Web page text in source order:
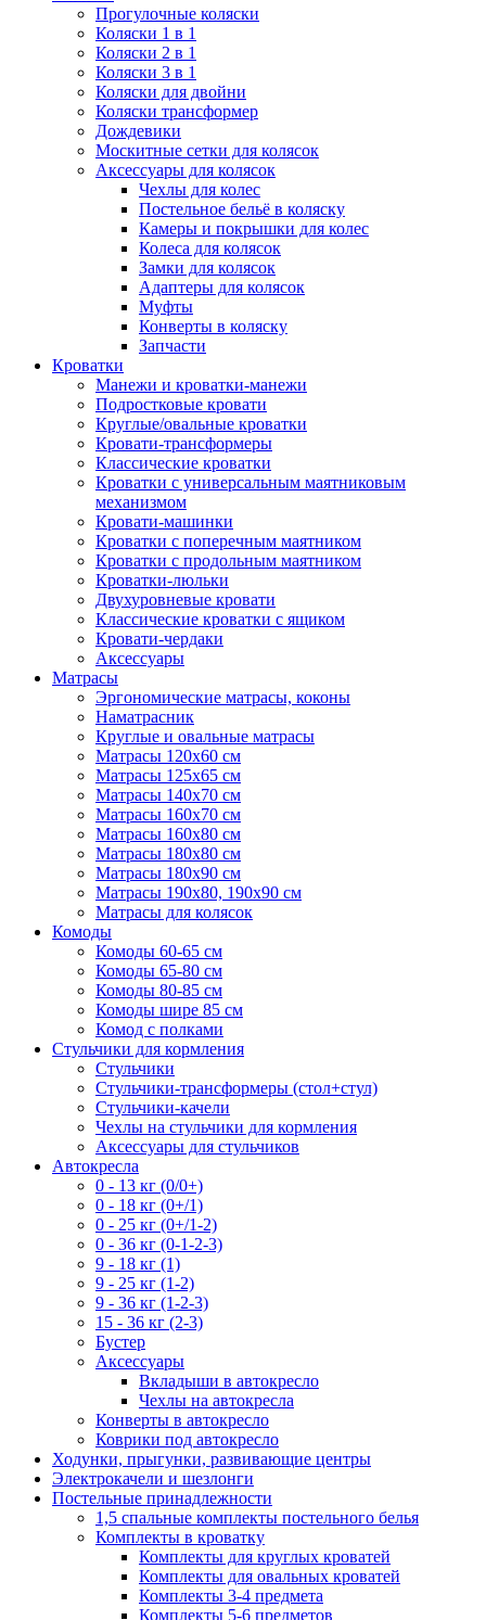
Прогулочные коляски
Коляски 1 в 1
Коляски 2 в 1
Коляски 3 в 1
Коляски для двойни
Коляски трансформер
Дождевики
Москитные сетки для колясок
Аксессуары для колясок
Чехлы для колес
Постельное бельё в коляску
Камеры и покрышки для колес
Колеса для колясок
Замки для колясок
Адаптеры для колясок
Муфты
Конверты в коляску
Запчасти
Кроватки
Манежи и кроватки-манежи
Подростковые кровати
Круглые/овальные кроватки
Кровати-трансформеры
Классические кроватки
Кроватки с универсальным маятниковым
механизмом
Кровати-машинки
Кроватки с поперечным маятником
Кроватки с продольным маятником
Кроватки-люльки
Двухуровневые кровати
Классические кроватки с ящиком
Кровати-чердаки
Аксессуары
Матрасы
Эргономические матрасы, коконы
Наматрасник
Круглые и овальные матрасы
Матрасы 120х60 см
Матрасы 125х65 см
Матрасы 140х70 см
Матрасы 160х70 см
Матрасы 160х80 см
Матрасы 180х80 см
Матрасы 180х90 см
Матрасы 190х80, 190х90 см
Матрасы для колясок
Комоды
Комоды 60-65 см
Комоды 65-80 см
Комоды 80-85 см
Комоды шире 85 см
Комод с полками
Стульчики для кормления
Стульчики
Стульчики-трансформеры (стол+стул)
Стульчики-качели
Чехлы на стульчики для кормления
Аксессуары для стульчиков
Автокресла
0 - 13 кг (0/0+)
0 - 18 кг (0+/1)
0 - 25 кг (0+/1-2)
0 - 36 кг (0-1-2-3)
9 - 18 кг (1)
9 - 25 кг (1-2)
9 - 36 кг (1-2-3)
15 - 36 кг (2-3)
Бустер
Аксессуары
Вкладыши в автокресло
Чехлы на автокресла
Конверты в автокресло
Коврики под автокресло
Ходунки, прыгунки, развивающие центры
Электрокачели и шезлонги
Постельные принадлежности
1,5 спальные комплекты постельного белья
Комплекты в кроватку
Комплекты для круглых кроватей
Комплекты для овальных кроватей
Комплекты 3-4 предмета
Комплекты 5-6 предметов